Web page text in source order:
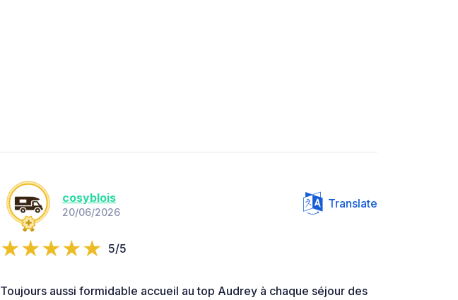
cosyblois
20/06/2026
Translate
5/5
Toujours aussi formidable accueil au top Audrey à chaque séjour des